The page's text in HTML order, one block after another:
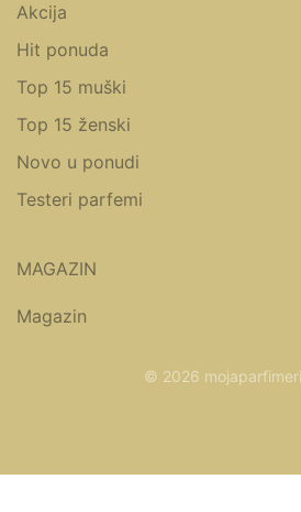
Akcija
Hit ponuda
Top 15 muški
Top 15 ženski
Novo u ponudi
Testeri parfemi
MAGAZIN
Magazin
© 2026